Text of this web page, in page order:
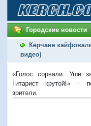
Городские новости
Керчане
видео)
«Голос сорвали. Уши
Гитарист крутой!» -
зрители.